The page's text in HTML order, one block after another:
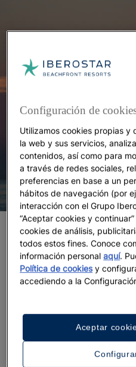
SURCAR LOS MARES EN UN VELERO
ANTIGUO
Navegar las azules
con solera es una de las
Sailing alquila dos
un lado, el 'So Fong', una
guardacostas de la
Segunda Guerra Mundial,
Configuración de
Utilizamos cookies propias y
la web y sus servicios,
contenidos, así como para
a través de redes sociales,
preferencias en base a un
hábitos de navegación (por
interacción con el Grupo
“Aceptar cookies y
cookies de análisis,
todos estos fines. Conoce
información personalaquí.
Política de cookiesy
accediendo a la
Aceptar